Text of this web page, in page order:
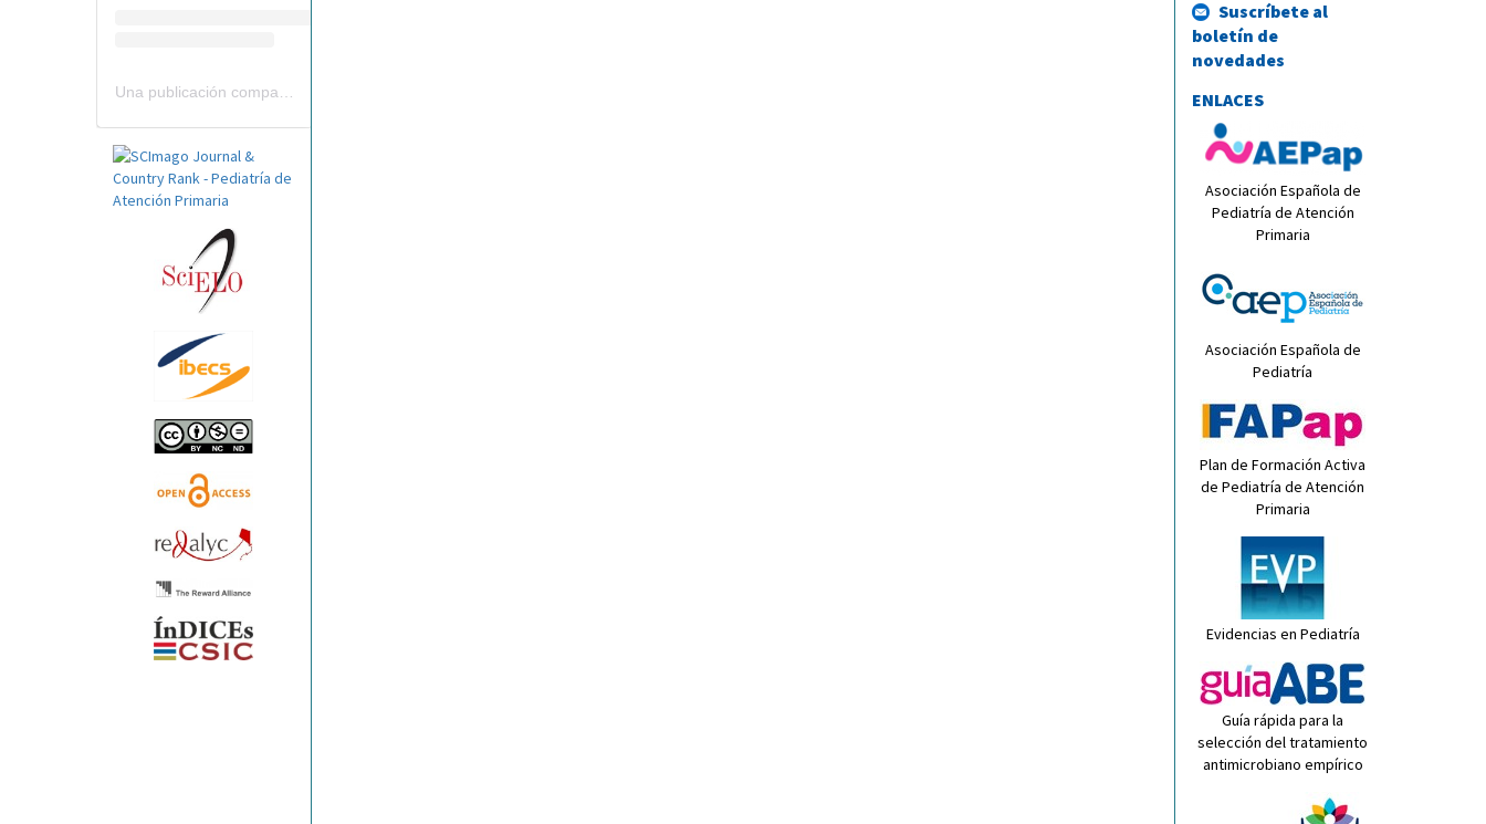
Suscríbete al
boletín de
novedades
ENLACES
Asociación Española de
Pediatría de Atención
Primaria
Asociación Española de
Pediatría
Plan de Formación Activa
de Pediatría de Atención
Primaria
Evidencias en Pediatría
Guía rápida para la
selección del tratamiento
antimicrobiano empírico